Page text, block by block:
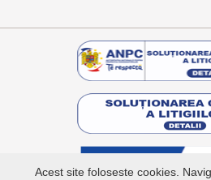
Acest site foloseste cookies.